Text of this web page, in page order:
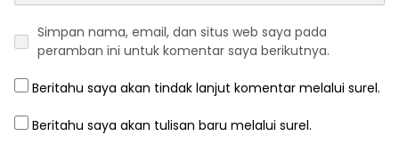
Simpan nama, email, dan situs web saya pada
peramban ini untuk komentar saya berikutnya.
Beritahu saya akan tindak lanjut komentar melalui surel.
Beritahu saya akan tulisan baru melalui surel.